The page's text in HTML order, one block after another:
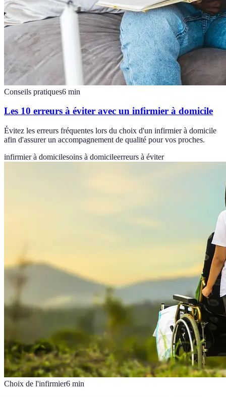
Conseils pratiques6 min
Les 10 erreurs à éviter avec un infirmier à domicile
Évitez les erreurs fréquentes lors du choix d'un infirmier à domicile
afin d'assurer un accompagnement de qualité pour vos proches.
infirmier à domicilesoins à domicileerreurs à éviter
Choix de l'infirmier6 min